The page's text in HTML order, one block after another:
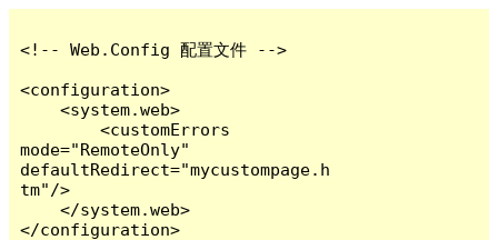
<!-- Web.Config 配置文件 -->
<configuration>
    <system.web>
        <customErrors
mode="RemoteOnly"
defaultRedirect="mycustompage.h
tm"/>
    </system.web>
</configuration>